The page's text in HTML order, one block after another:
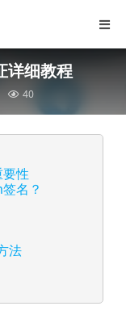
详细教程
40
性
名？
法